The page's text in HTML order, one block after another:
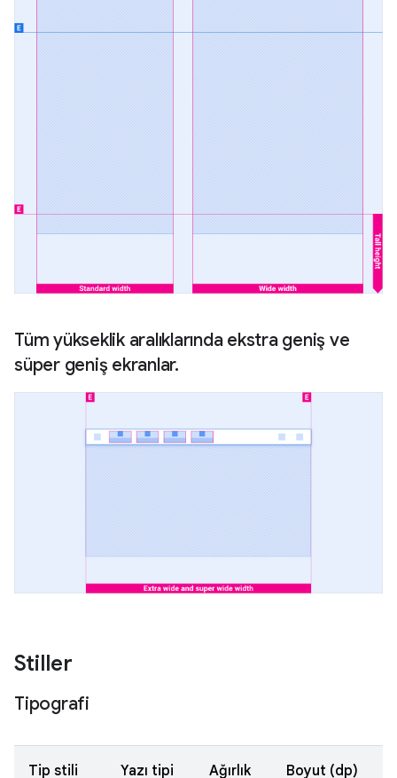
Tüm yükseklik aralıklarında ekstra geniş ve
süper geniş ekranlar.
Stiller
Tipografi
Tip stili Yazı tipi Ağırlık Boyut (dp)